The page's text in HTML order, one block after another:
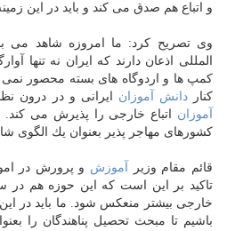
و اتباع هم صدق می كند و باید در این
وی تصریح كرد: ما امروزه شاهد می
المللی اذعان دارند كه ایران نه تنها
كمپ ها و اردوگاه های بسته محصور نمی
كناردانش آموزان ایرانی و در درون
آموزان اتباع خارجی را پذیرش می كند.
كشورهای مهاجر پذیر بعنوان یك الگوی
قائم مقام وزیر آموزش و پرورش در
تاكید بر این است كه این حوزه هم
خارجی بیشتر منعكس شود. ما باید در
باشیم تا مبحث تحصیل پناهندگان را